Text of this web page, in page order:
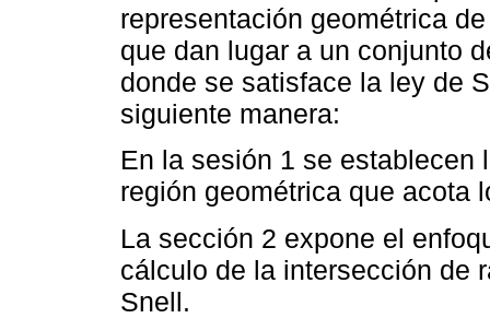
representación geométrica
que dan lugar a un conjunto
donde se satisface la ley de
siguiente manera:
En la sesión 1 se establecen
región geométrica que acota
La sección 2 expone el
cálculo de la intersección de
Snell.